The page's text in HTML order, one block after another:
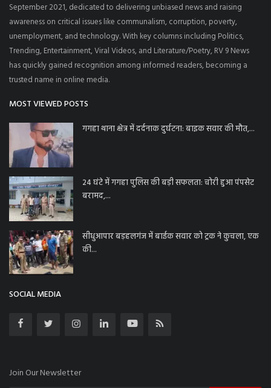
September 2021, dedicated to delivering unbiased news and raising
awareness on critical issues like communalism, corruption, poverty,
unemployment, and technology. With key columns including Politics,
Trending, Entertainment, Viral Videos, and Literature/Poetry, RV 9 News
has quickly gained recognition among informed readers, becoming a
trusted name in online media.
MOST VIEWED POSTS
गगहा थाना क्षेत्र में दर्दनाक दुर्घटना: बाइक सवार की मौत,...
24 घंटे में गगहा पुलिस की बड़ी सफलता: चोरी हुआ पंपसेट
बरामद,...
सीधुआपार बड़हलगंज में बाईक सवार को ट्रक ने कुचला, एक
की...
SOCIAL MEDIA
Join Our Newsletter